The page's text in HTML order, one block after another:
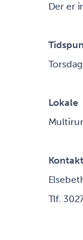
Der er
Lokale
Tlf.